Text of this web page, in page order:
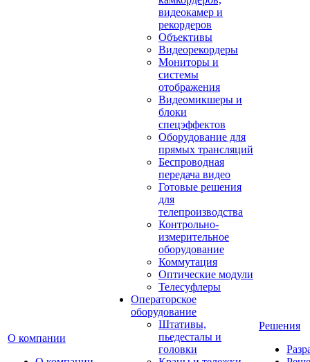
О компании
видеокамер и
рекордеров
Объективы
Видеорекордеры
Мониторы и
системы
отображения
Видеомикшеры и
блоки
спецэффектов
Оборудование для
прямых трансляций
Беспроводная
передача видео
Готовые решения
для
телепроизводства
Контрольно-
измерительное
оборудование
Коммутация
Оптические модули
Телесуфлеры
Операторское
оборудование
Штативы,
пьедесталы и
головки
Решения